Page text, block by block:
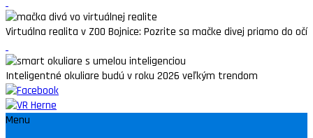
Virtuálna realita v ZOO Bojnice: Pozrite sa mačke divej priamo do očí
Inteligentné okuliare budú v roku 2026 veľkým trendom
Menu